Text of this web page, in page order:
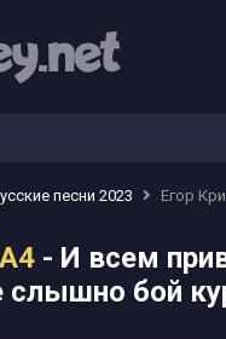
песни 2023 Егор Крид, А4 - И
- И всем
слышно бой